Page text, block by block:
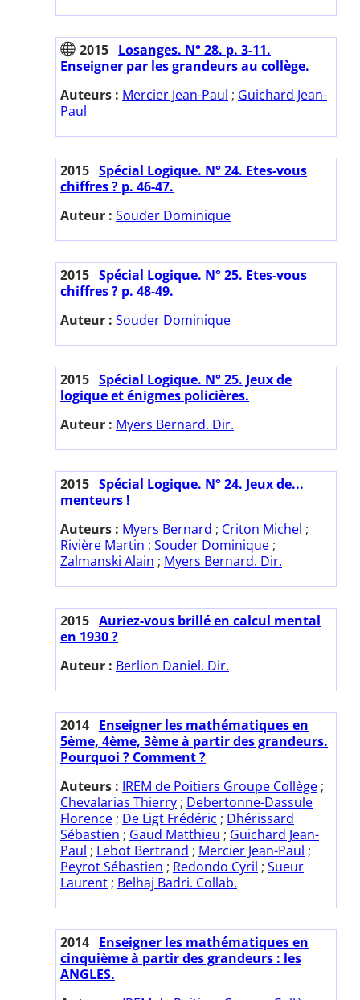
2015 Losanges. N° 28. p. 3-11.
Enseigner par les grandeurs au collège.
Auteurs : Mercier Jean-Paul ; Guichard Jean-
Paul
2015 Spécial Logique. N° 24. Etes-vous
chiffres ? p. 46-47.
Auteur : Souder Dominique
2015 Spécial Logique. N° 25. Etes-vous
chiffres ? p. 48-49.
Auteur : Souder Dominique
2015 Spécial Logique. N° 25. Jeux de
logique et énigmes policières.
Auteur : Myers Bernard. Dir.
2015 Spécial Logique. N° 24. Jeux de...
menteurs !
Auteurs : Myers Bernard ; Criton Michel ;
Rivière Martin ; Souder Dominique ;
Zalmanski Alain ; Myers Bernard. Dir.
2015 Auriez-vous brillé en calcul mental
en 1930 ?
Auteur : Berlion Daniel. Dir.
2014 Enseigner les mathématiques en
5ème, 4ème, 3ème à partir des grandeurs.
Pourquoi ? Comment ?
Auteurs : IREM de Poitiers Groupe Collège ;
Chevalarias Thierry ; Debertonne-Dassule
Florence ; De Ligt Frédéric ; Dhérissard
Sébastien ; Gaud Matthieu ; Guichard Jean-
Paul ; Lebot Bertrand ; Mercier Jean-Paul ;
Peyrot Sébastien ; Redondo Cyril ; Sueur
Laurent ; Belhaj Badri. Collab.
2014 Enseigner les mathématiques en
cinquième à partir des grandeurs : les
ANGLES.